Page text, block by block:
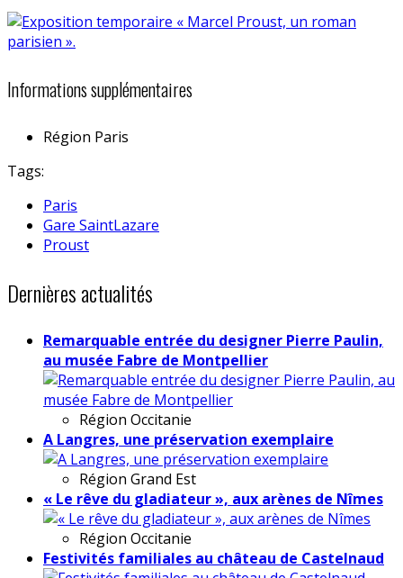
Informations supplémentaires
Région Paris
Tags:
Paris
Gare SaintLazare
Proust
Dernières actualités
Remarquable entrée du designer Pierre Paulin,
au musée Fabre de Montpellier
Région Occitanie
A Langres, une préservation exemplaire
Région Grand Est
« Le rêve du gladiateur », aux arènes de Nîmes
Région Occitanie
Festivités familiales au château de Castelnaud